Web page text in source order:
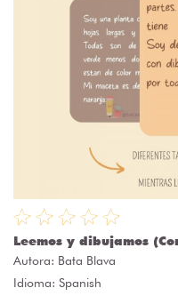
Leemos y dibujamos
Autora: Bata Blava
Idioma: Spanish